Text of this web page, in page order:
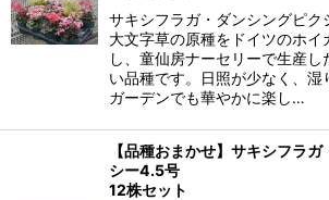
サキシフラガ・ダンシングピク
大文字草の原種をドイツのホイ
し、童仙房ナーセリーで生産し
い品種です。日照が少なく、湿
ガーデンでも華やかに楽し…
【品種おまかせ】サキシフラ
シー4.5号
12株セット